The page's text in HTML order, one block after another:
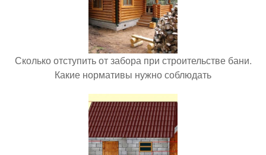
Сколько отступить от забора при строительстве бани.
Какие нормативы нужно соблюдать